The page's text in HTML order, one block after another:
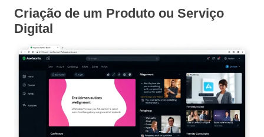
Criação de um Produto ou Serviço
Digital